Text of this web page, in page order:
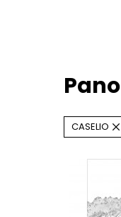
Petits
CASELIO